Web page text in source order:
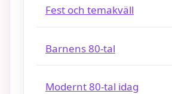
Fest och temakväll
Barnens 80-tal
Modernt 80-tal idag